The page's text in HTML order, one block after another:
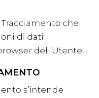
che
di dati
dell’Utente.
s’intende